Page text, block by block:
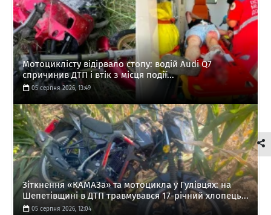
Мотоциклісту відірвало стопу: водій Audi Q7
спричинив ДТП і втік з місця події...
05 серпня 2026, 13:49
Зіткнення «КАМАЗа» та мотоцикла у Гулівцях: на
Шепетівщині в ДТП травмувався 17-річний хлопець...
05 серпня 2026, 12:04